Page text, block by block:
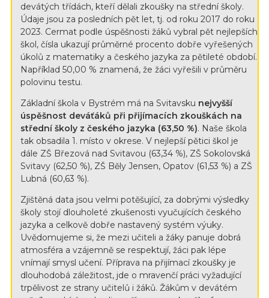
devátých třídách, kteří dělali zkoušky na střední školy.
Údaje jsou za posledních pět let, tj. od roku 2017 do roku
2023. Cermat podle úspěšnosti žáků vybral pět nejlepších
škol, čísla ukazují průměrné procento dobře vyřešených
úkolů z matematiky a českého jazyka za pětileté období.
Například 50,00 % znamená, že žáci vyřešili v průměru
polovinu testu.
Základní škola v Bystrém má na Svitavsku nejvyšší
úspěšnost deváťáků při přijímacích zkouškách na
střední školy z českého jazyka (63,50 %). Naše škola
tak obsadila 1. místo v okrese. V nejlepší pětici škol je
dále ZŠ Březová nad Svitavou (63,34 %), ZŠ Sokolovská
Svitavy (62,50 %), ZŠ Běly Jensen, Opatov (61,53 %) a ZŠ
Lubná (60,63 %).
Zjištěná data jsou velmi potěšující, za dobrými výsledky
školy stojí dlouholeté zkušenosti vyučujících českého
jazyka a celkově dobře nastavený systém výuky.
Uvědomujeme si, že mezi učiteli a žáky panuje dobrá
atmosféra a vzájemně se respektují, žáci pak lépe
vnímají smysl učení. Příprava na přijímací zkoušky je
dlouhodobá záležitost, jde o mravenčí práci vyžadující
trpělivost ze strany učitelů i žáků. Žákům v devátém